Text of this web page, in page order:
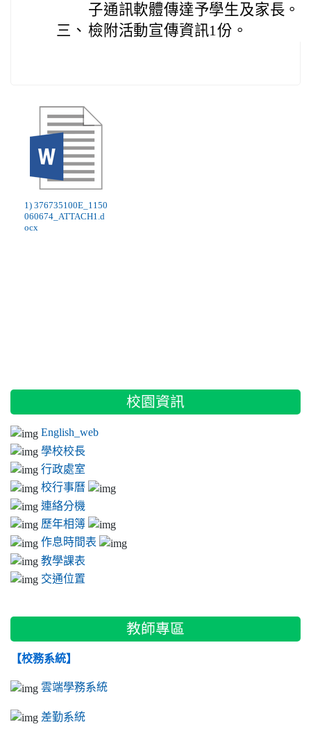
子通訊軟體傳達予學生及家長。
三、 檢附活動宣傳資訊1份。
1) 376735100E_1150
060674_ATTACH1.d
ocx
::: 校園資訊
English_web
學校校長
行政處室
校行事曆
連絡分機
歷年相簿
作息時間表
教學課表
交通位置
教師專區
【校務系統】
雲端學務系統
差勤系統